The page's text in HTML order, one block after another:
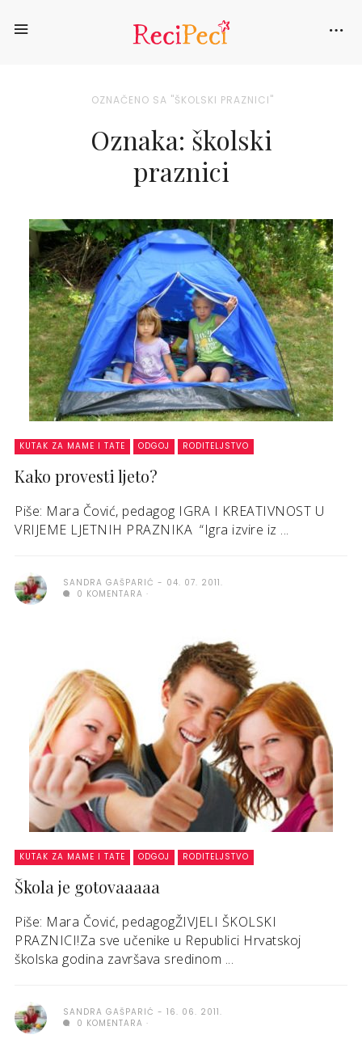
OZNAČENO SA "ŠKOLSKI PRAZNICI"
Oznaka: školski
praznici
KUTAK ZA MAME I TATE ODGOJ RODITELJSTVO
Kako provesti ljeto?
Piše: Mara Čović, pedagog IGRA I KREATIVNOST U
VRIJEME LJETNIH PRAZNIKA “Igra izvire iz ...
SANDRA GAŠPARIĆ
04. 07. 2011.
0 KOMENTARA
KUTAK ZA MAME I TATE ODGOJ RODITELJSTVO
Škola je gotovaaaaa
Piše: Mara Čović, pedagogŽIVJELI ŠKOLSKI
PRAZNICI!Za sve učenike u Republici Hrvatskoj
školska godina završava sredinom ...
SANDRA GAŠPARIĆ
16. 06. 2011.
0 KOMENTARA